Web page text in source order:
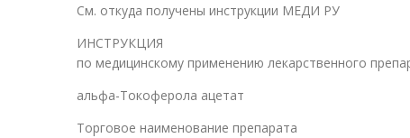
См. откуда получены инструкции МЕДИ РУ
ИНСТРУКЦИЯ
по медицинскому применению лекарственного
альфа-Токоферола ацетат
Торговое наименование препарата